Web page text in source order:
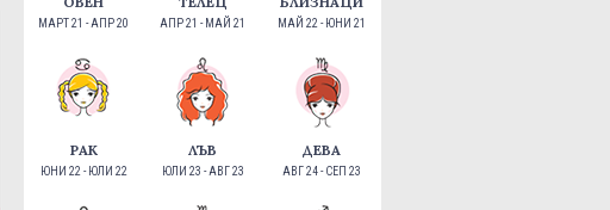
МАРТ 21 - АПР 20 АПР 21 - МАЙ 21 МАЙ 22 - ЮНИ 21
РАК
ЮНИ 22 - ЮЛИ 22
ЛЪВ
ЮЛИ 23 - АВГ 23
ДЕВА
АВГ 24 - СЕП 23